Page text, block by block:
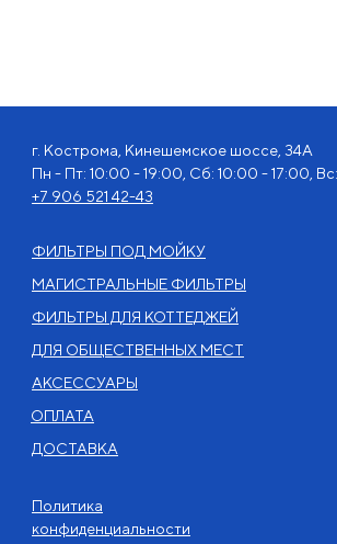
Политика
конфиденциальности
ФИЛЬТРЫ ПОД МОЙКУ
МАГИСТРАЛЬНЫЕ ФИЛЬТРЫ
ФИЛЬТРЫ ДЛЯ КОТТЕДЖЕЙ
ДЛЯ ОБЩЕСТВЕННЫХ МЕСТ
АКСЕССУАРЫ
г. Кострома, Кинешемское шоссе, 34А
Пн - Пт: 10:00 - 19:00, Сб: 10:00 - 17:00,
+7 906 521 42-43
ОПЛАТА
ДОСТАВКА